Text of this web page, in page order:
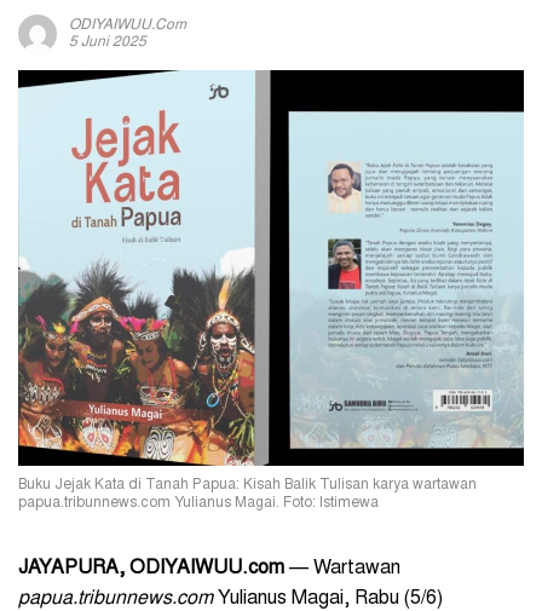
ODIYAIWUU.com
5 Juni 2025
Buku Jejak Kata di Tanah Papua: Kisah Balik Tulisan karya wartawan
papua.tribunnews.com Yulianus Magai. Foto: Istimewa
JAYAPURA, ODIYAIWUU.com — Wartawan
papua.tribunnews.comYulianus Magai, Rabu (5/6)